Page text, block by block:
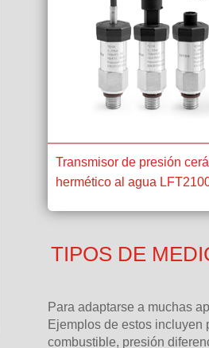
Transmisor de presión
hermético al agua
TIPOS DE
Para adaptarse a muchas
Ejemplos de estos incluyen
combustible, presión